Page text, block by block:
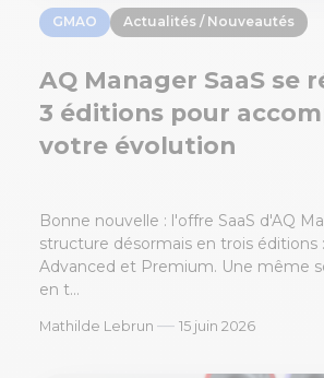
GMAO Actualités / Nouveautés
AQ Manager SaaS se
3 éditions pour
votre évolution
Bonne nouvelle : l'offre SaaS d'AQ
structure désormais en trois éditions
Advanced et Premium. Une même
en t...
Mathilde Lebrun — 15 juin 2026